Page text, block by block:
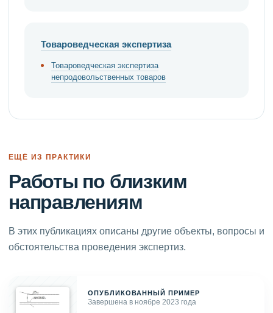
Товароведческая экспертиза
Товароведческая экспертиза
непродовольственных товаров
ЕЩЁ ИЗ ПРАКТИКИ
Работы по близким
направлениям
В этих публикациях описаны другие объекты, вопросы и
обстоятельства проведения экспертиз.
ОПУБЛИКОВАННЫЙ ПРИМЕР
Завершена в ноябре 2023 года